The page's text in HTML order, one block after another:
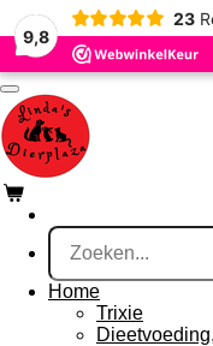
9,8
23
Ga
direct
naar
de
hoofdinhoud
Home
Trixie